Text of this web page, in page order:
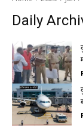
Daily